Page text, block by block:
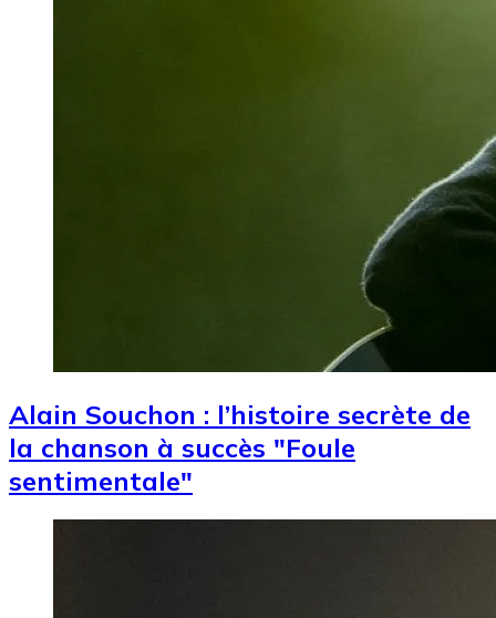
Alain Souchon : l’histoire secrète de
la chanson à succès "Foule
sentimentale"